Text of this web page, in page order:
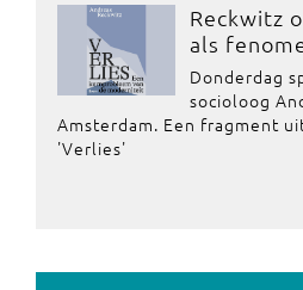
Reckwitz
als
Donderdag
socioloog
Amsterdam. Een fragment
'Verlies'